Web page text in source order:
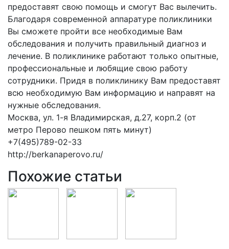
предоставят свою помощь и смогут Вас вылечить.
Благодаря современной аппаратуре поликлиники
Вы сможете пройти все необходимые Вам
обследования и получить правильный диагноз и
лечение. В поликлинике работают только опытные,
профессиональные и любящие свою работу
сотрудники. Придя в поликлинику Вам предоставят
всю необходимую Вам информацию и направят на
нужные обследования.
Москва, ул. 1-я Владимирская, д.27, корп.2 (от
метро Перово пешком пять минут)
+7(495)789-02-33
http://berkanaperovo.ru/
Похожие статьи